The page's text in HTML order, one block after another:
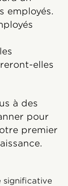
employés.
elles
à des
pour
premier
significative